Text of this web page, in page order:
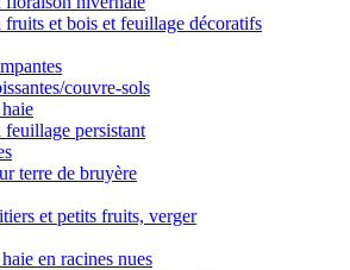
fruits et bois et feuillage décoratifs
couvre-sols
feuillage persistant
terre de bruyère
et petits fruits, verger
en racines nues